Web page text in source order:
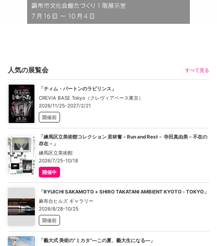
人気の展覧会 すべて見る
「ティム・バートンのラビリンス」
CREVIA BASE Tokyo（クレヴィアベース東京）
2026/11/25-2027/2/21
開催前
「練馬区立美術館コレクション 若林奮－Run and Rest－ 寺田真由美－不在の
存在－」
練馬区立美術館
2026/7/25-10/18
開催中
「RYUICHI SAKAMOTO + SHIRO TAKATANI AMBIENT KYOTO - TOKYO」
麻布台ヒルズ ギャラリー
2026/8/28-10/25
開催前
「藝大式 美術の“ミカタ”―この夏、藝大生になる―」